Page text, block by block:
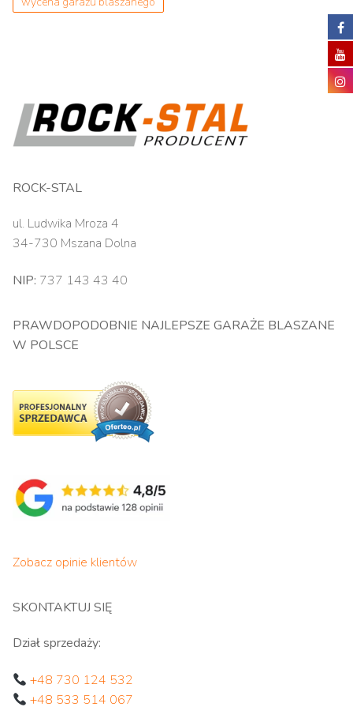
ROCK-STAL
ul. Ludwika Mroza 4
34-730 Mszana Dolna
NIP: 737 143 43 40
PRAWDOPODOBNIE NAJLEPSZE GARAŻE BLASZANE
W POLSCE
Zobacz opinie klientów
SKONTAKTUJ SIĘ
Dział sprzedaży:
+48 730 124 532
+48 533 514 067